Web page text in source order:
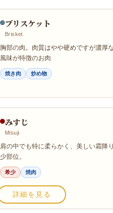
ブリスケット
Brisket
胸部の肉。肉質はやや硬めですが濃厚
風味が特徴のお肉
焼き肉 炒め物
みすじ
Misuji
肩の中でも特に柔らかく、美しい霜降
少部位。
希少 焼肉
詳細を見る